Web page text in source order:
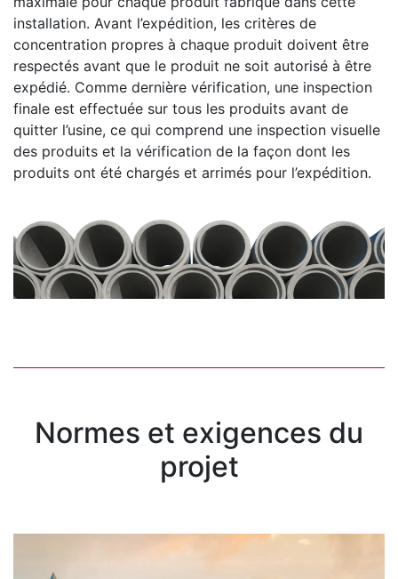
installation. Avant l’expédition, les critères de
concentration propres à chaque produit doivent être
respectés avant que le produit ne soit autorisé à être
expédié. Comme dernière vérification, une inspection
finale est effectuée sur tous les produits avant de
quitter l’usine, ce qui comprend une inspection visuelle
des produits et la vérification de la façon dont les
produits ont été chargés et arrimés pour l’expédition.
Normes et exigences du
projet